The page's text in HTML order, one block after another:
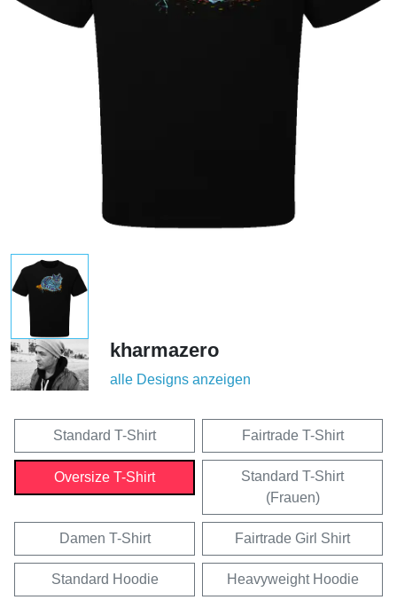
kharmazero
alle Designs anzeigen
Standard T-Shirt Fairtrade T-Shirt
Oversize T-Shirt
Standard T-Shirt
(Frauen)
Damen T-Shirt Fairtrade Girl Shirt
Standard Hoodie Heavyweight Hoodie